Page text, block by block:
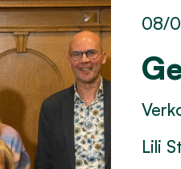
08/
Lili